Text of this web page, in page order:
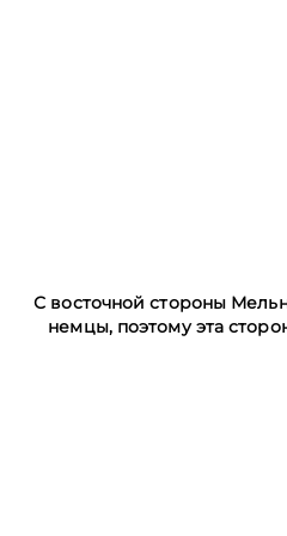
С восточной стороны
немцы, поэтому эта